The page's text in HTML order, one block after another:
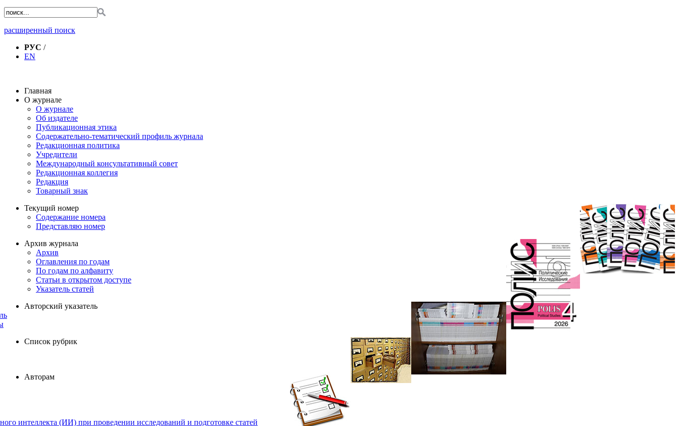
расширенный поиск
РУС /
EN
Главная
О журнале
О журнале
Об издателе
Публикационная этика
Содержательно-тематический профиль журнала
Редакционная политика
Учредители
Международный консультативный совет
Редакционная коллегия
Редакция
Товарный знак
Текущий номер
Содержание номера
Представляю номер
Архив журнала
Архив
Оглавления по годам
По годам по алфавиту
Статьи в открытом доступе
Указатель статей
Авторский указатель
Список рубрик
Авторам
интеллекта (ИИ) при проведении исследований и подготовке статей